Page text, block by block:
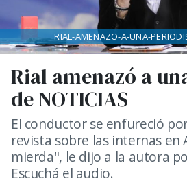
Rial amenazó a
de NOTICIAS
El conductor se enfureció
revista sobre las internas en
mierda", le dijo a la autora
Escuchá el audio.
RIAL-AMENAZO-A-UNA-